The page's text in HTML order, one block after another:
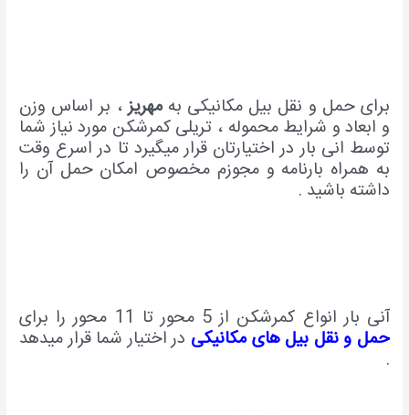
برای حمل و نقل بیل مکانیکی بهمهریز، بر اساس وزن
و ابعاد و شرایط محموله ، تریلی کمرشکن مورد نیاز شما
توسط انی بار در اختیارتان قرار میگیرد تا در اسرع وقت
به همراه بارنامه و مجوزم مخصوص امکان حمل آن را
داشته باشید .
آنی بار انواع کمرشکن از 5 محور تا 11 محور را برای
حمل و نقل بیل های مکانیکی در اختیار شما قرار میدهد
.